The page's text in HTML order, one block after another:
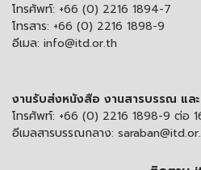
โทรศัพท์: +66 (0) 2216 1894-7
โทรสาร: +66 (0) 2216 1898-9
อีเมล: info@itd.or.th
งานรับส่งหนังสือ งานสารบรรณ แล
โทรศัพท์: +66 (0) 2216 1898-9 ต่อ
อีเมลสารบรรณกลาง: